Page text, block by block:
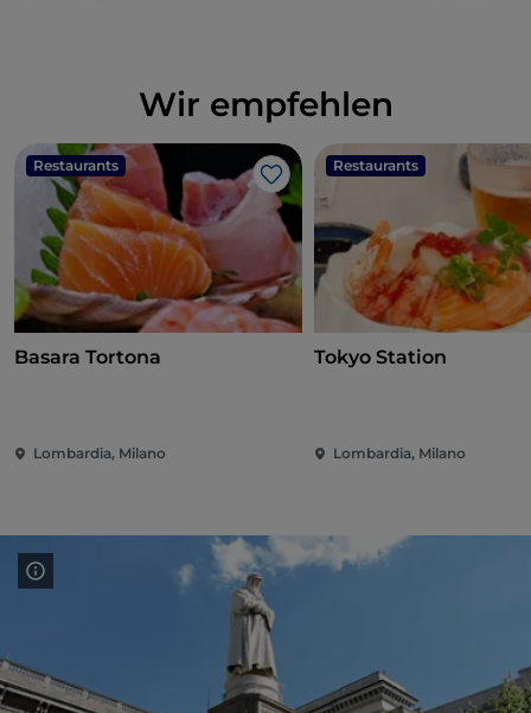
Wir empfehlen
Restaurants
Like
Basara Tortona
Lombardia, Milano
Restaurants
Tokyo Station
Lombardia, Milano